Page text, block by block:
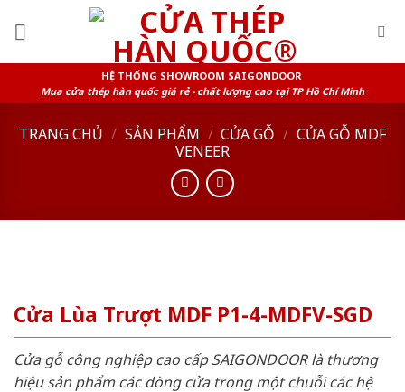
HỆ THỐNG SHOWROOM SAIGONDOOR
Mua cửa thép hàn quốc giá rẻ - chất lượng cao tại TP Hồ Chí Minh
TRANG CHỦ / SẢN PHẨM / CỬA GỖ / CỬA GỖ MDF
VENEER
Cửa Lùa Trượt MDF P1-4-MDFV-SGD
Cửa gỗ công nghiệp cao cấp SAIGONDOOR là thương
hiệu sản phẩm các dòng cửa trong một chuỗi các hệ